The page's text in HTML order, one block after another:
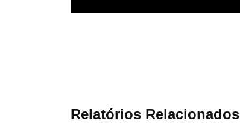
Relatórios Relacionados